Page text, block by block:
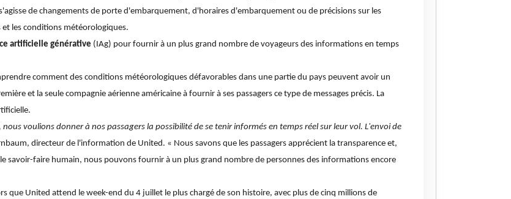
de changements de porte d'embarquement, d'horaires d'embarquement ou de précisions sur les
les conditions météorologiques.
artificielle générative (IAg) pour fournir à un plus grand nombre de voyageurs des informations en temps
comment des conditions météorologiques défavorables dans une partie du pays peuvent avoir un
et la seule compagnie aérienne américaine à fournir à ses passagers ce type de messages précis. La
voulions donner à nos passagers la possibilité de se tenir informés en temps réel sur leur vol. L'envoi de
directeur de l'information de United. « Nous savons que les passagers apprécient la transparence et,
savoir-faire humain, nous pouvons fournir à un plus grand nombre de personnes des informations encore
que United attend le week-end du 4 juillet le plus chargé de son histoire, avec plus de cinq millions de